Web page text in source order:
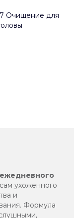
Очищение для
ухоженного
и
Формула